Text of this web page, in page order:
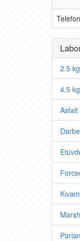
2.5
4.5
Asfalt